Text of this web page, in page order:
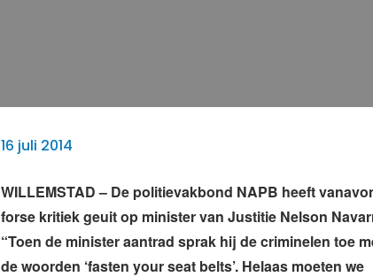
16 juli 2014
WILLEMSTAD – De politievakbond NAPB heeft
forse kritiek geuit op minister van Justitie Nelson
“Toen de minister aantrad sprak hij de criminelen toe
de woorden ‘fasten your seat belts’. Helaas moeten we